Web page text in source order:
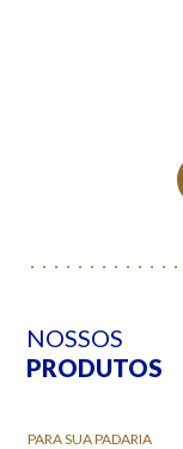
NOSSOS
PRODUTOS
PARA SUA PADARIA